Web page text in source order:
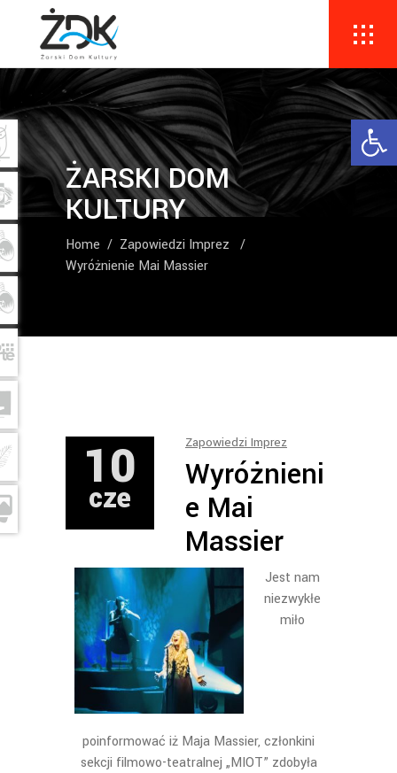
ŻARSKI DOM
KULTURY
Home / Zapowiedzi Imprez
/
Wyróżnienie Mai Massier
10
cze
Zapowiedzi Imprez
Wyróżnieni
e Mai
Massier
Jest nam
niezwykłe
miło
poinformować iż Maja Massier, członkini
sekcji filmowo-teatralnej „MIOT” zdobyła